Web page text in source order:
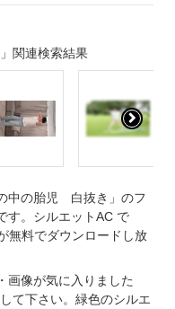
関連検索結果
中の胎児 白抜き」のフ
す。シルエットAC で
無料でダウンロードし放
画像が気に入りました
して下さい。緑色のシルエ